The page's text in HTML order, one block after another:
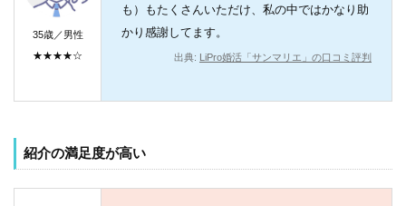
35歳／男性
★★★★☆
も）もたくさんいただけ、私の中ではかなり助
かり感謝してます。
出典: LiPro婚活「サンマリエ」の口コミ評判
紹介の満足度が高い